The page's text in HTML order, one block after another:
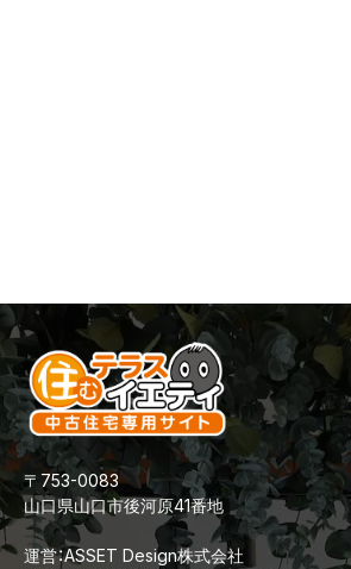
〒753-0083
山口県山口市後河原41番地
運営：ASSET Design株式会社